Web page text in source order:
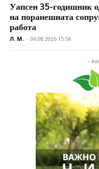
Уапсен 35-годишник
на поранешната
работа
Л. М. - 06.08.2026 15:56
-